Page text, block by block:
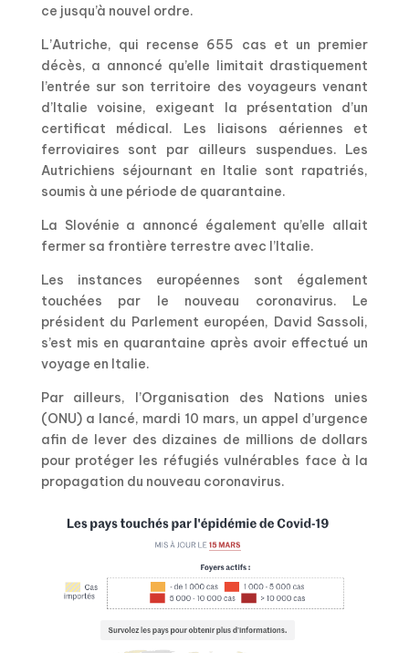
ce jusqu’à nouvel ordre.
L’Autriche, qui recense 655 cas et un premier
décès, a annoncé qu’elle limitait drastiquement
l’entrée sur son territoire des voyageurs venant
d’Italie voisine, exigeant la présentation d’un
certificat médical. Les liaisons aériennes et
ferroviaires sont par ailleurs suspendues. Les
Autrichiens séjournant en Italie sont rapatriés,
soumis à une période de quarantaine.
La Slovénie a annoncé également qu’elle allait
fermer sa frontière terrestre avec l’Italie.
Les instances européennes sont également
touchées par le nouveau coronavirus. Le
président du Parlement européen, David Sassoli,
s’est mis en quarantaine après avoir effectué un
voyage en Italie.
Par ailleurs, l’Organisation des Nations unies
(ONU) a lancé, mardi 10 mars, un appel d’urgence
afin de lever des dizaines de millions de dollars
pour protéger les réfugiés vulnérables face à la
propagation du nouveau coronavirus.